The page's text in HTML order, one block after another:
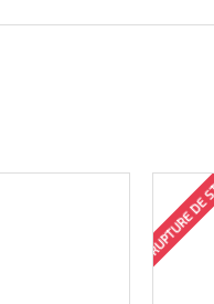
RUPTURE